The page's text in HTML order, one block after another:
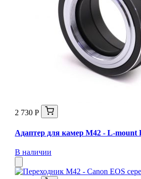
2 730 Р
Адаптер для камер M42 - L-mount
В наличии